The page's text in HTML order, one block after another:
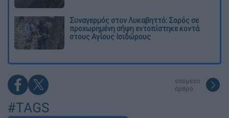
Συναγερμός στον Λυκαβηττό: Σορός σε
προχωρημένη σήψη εντοπίστηκε κοντά
στους Αγίους Ισιδώρους
επόμενο
άρθρο
#TAGS